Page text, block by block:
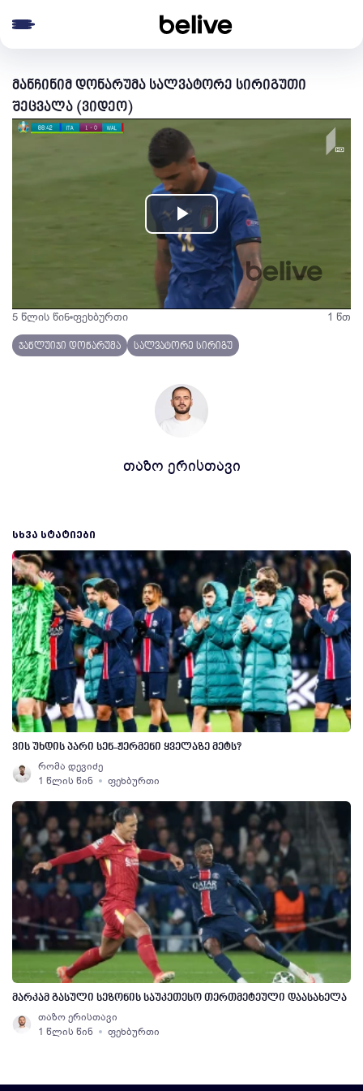
მანჩინიმ დონარუმა სალვატორე სირიგუთი
შეცვალა (ვიდეო)
Play
Video
5 წლის წინ ფეხბურთი 1 წთ
ჯანლუიჯი დონარუმა სალვატორე სირიგუ
თაზო ერისთავი
ᲡᲮᲕᲐ ᲡᲢᲐᲢᲘᲔᲑᲘ
ვის უხდის პარი სენ-ჟერმენი ყველაზე მეტს?
რომა დევიძე
1 წლის წინ
ფეხბურთი
მარკამ გასული სეზონის საუკეთესო თერთმეტეული დაასახელა
თაზო ერისთავი
1 წლის წინ
ფეხბურთი